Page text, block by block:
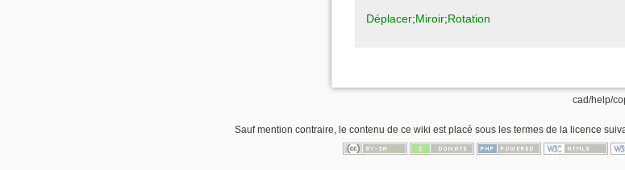
Déplacer;Miroir;Rotation
cad/help/
Sauf mention contraire, le contenu de ce wiki est placé sous les termes de la licence